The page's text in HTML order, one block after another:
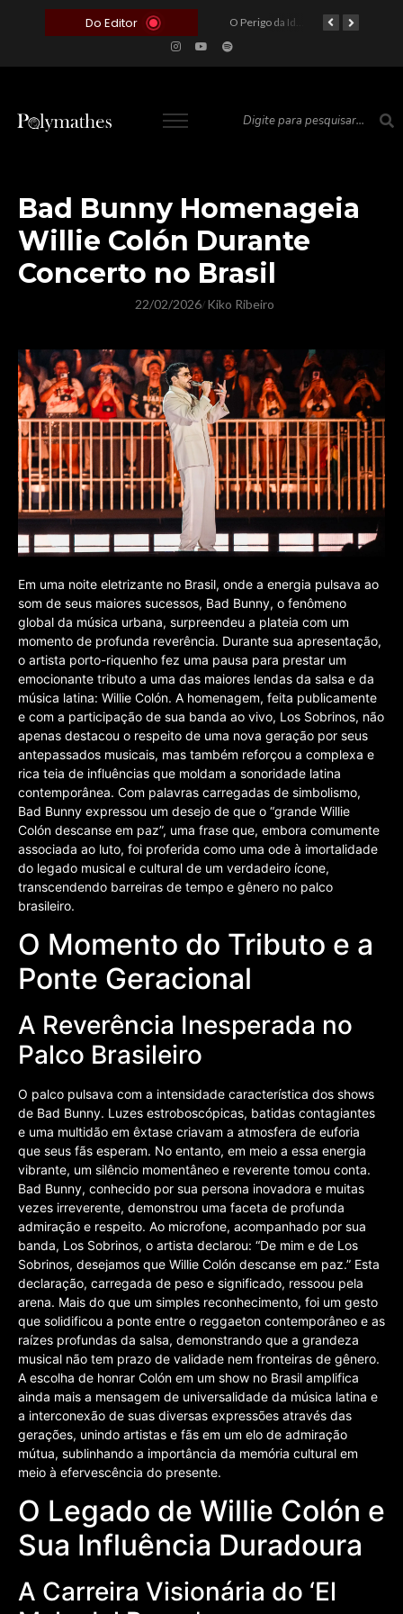
Do Editor
O Voto como Moeda: Clientelismo e o Analfabetismo Funcional Político no Brasil O Perigo da Ideologia Desenfreada na Justiça: Quando a Pauta Política Substitui a Pena Criminal
Bad Bunny Homenageia
Willie Colón Durante
Concerto no Brasil
22/02/2026/ Kiko Ribeiro
Em uma noite eletrizante no Brasil, onde a energia pulsava ao
som de seus maiores sucessos, Bad Bunny, o fenômeno
global da música urbana, surpreendeu a plateia com um
momento de profunda reverência. Durante sua apresentação,
o artista porto-riquenho fez uma pausa para prestar um
emocionante tributo a uma das maiores lendas da salsa e da
música latina: Willie Colón. A homenagem, feita publicamente
e com a participação de sua banda ao vivo, Los Sobrinos, não
apenas destacou o respeito de uma nova geração por seus
antepassados musicais, mas também reforçou a complexa e
rica teia de influências que moldam a sonoridade latina
contemporânea. Com palavras carregadas de simbolismo,
Bad Bunny expressou um desejo de que o “grande Willie
Colón descanse em paz”, uma frase que, embora comumente
associada ao luto, foi proferida como uma ode à imortalidade
do legado musical e cultural de um verdadeiro ícone,
transcendendo barreiras de tempo e gênero no palco
brasileiro.
O Momento do Tributo e a
Ponte Geracional
A Reverência Inesperada no
Palco Brasileiro
O palco pulsava com a intensidade característica dos shows
de Bad Bunny. Luzes estroboscópicas, batidas contagiantes
e uma multidão em êxtase criavam a atmosfera de euforia
que seus fãs esperam. No entanto, em meio a essa energia
vibrante, um silêncio momentâneo e reverente tomou conta.
Bad Bunny, conhecido por sua persona inovadora e muitas
vezes irreverente, demonstrou uma faceta de profunda
admiração e respeito. Ao microfone, acompanhado por sua
banda, Los Sobrinos, o artista declarou: “De mim e de Los
Sobrinos, desejamos que Willie Colón descanse em paz.” Esta
declaração, carregada de peso e significado, ressoou pela
arena. Mais do que um simples reconhecimento, foi um gesto
que solidificou a ponte entre o reggaeton contemporâneo e as
raízes profundas da salsa, demonstrando que a grandeza
musical não tem prazo de validade nem fronteiras de gênero.
A escolha de honrar Colón em um show no Brasil amplifica
ainda mais a mensagem de universalidade da música latina e
a interconexão de suas diversas expressões através das
gerações, unindo artistas e fãs em um elo de admiração
mútua, sublinhando a importância da memória cultural em
meio à efervescência do presente.
O Legado de Willie Colón e
Sua Influência Duradoura
A Carreira Visionária do ‘El